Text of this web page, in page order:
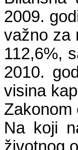
2009.
važno za
112,6%,
2010.
visina
Zakonom
Na koji
životnog